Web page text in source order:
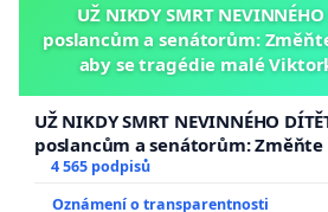
UŽ NIKDY SMRT
poslancům a senátorům:
aby se tragédie malé
UŽ NIKDY SMRT NEVINNÉHO
poslancům a senátorům:
aby se tragédie malé Viktorky už
4 565 podpisů
Oznámení o transparentnosti